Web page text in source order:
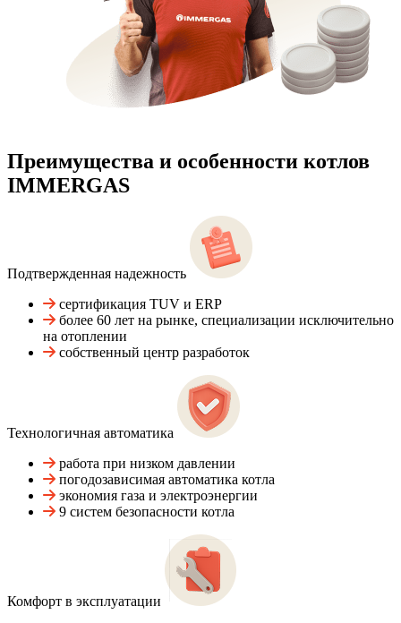
Преимущества и особенности котлов
IMMERGAS
Подтвержденная надежность
сертификация TUV и ERP
более 60 лет на рынке, специализации исключительно
на отоплении
собственный центр разработок
Технологичная автоматика
работа при низком давлении
погодозависимая автоматика котла
экономия газа и электроэнергии
9 систем безопасности котла
Комфорт в эксплуатации